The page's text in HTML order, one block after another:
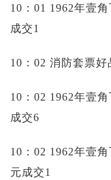
10：01 1962年壹
成交1
10：02 消防套票好
10：02 1962年壹
成交6
10：02 1962年壹
元成交1